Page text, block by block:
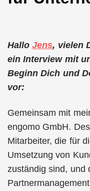
HalloJens, vielen
ein Interview mit
Beginn Dich und
vor:
Gemeinsam mit
engomo GmbH.
Mitarbeiter, die für
Umsetzung von
zuständig sind, und